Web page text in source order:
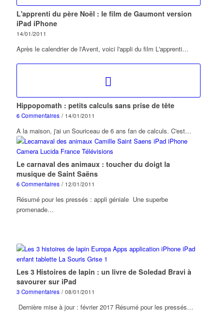
L'apprenti du père Noël : le film de Gaumont version
iPad iPhone
14/01/2011
Après le calendrier de l'Avent, voici l'appli du film L'apprenti…
Hippopomath : petits calculs sans prise de tête
6 Commentaires / 14/01/2011
A la maison, j'ai un Souriceau de 6 ans fan de calculs. C'est…
Le carnaval des animaux : toucher du doigt la
musique de Saint Saëns
6 Commentaires / 12/01/2011
Résumé pour les pressés : appli géniale Une superbe
promenade…
Les 3 Histoires de lapin : un livre de Soledad Bravi à
savourer sur iPad
3 Commentaires / 08/01/2011
Dernière mise à jour : février 2017 Résumé pour les pressés…